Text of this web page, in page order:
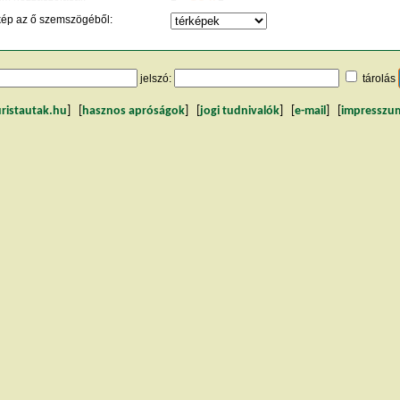
az ő szemszögéből:
jelszó: tárolás
hasznos apróságok jogi tudnivalók e-mail